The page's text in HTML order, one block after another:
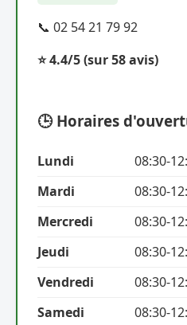
📞 02 54 21 79 92
⭐ 4.4/5(sur 58 avis)
🕒 Horaires
Lundi
08:30-
Mardi
08:30-
Mercredi
08:30-
Jeudi
08:30-
Vendredi
08:30-
Samedi
08:30-